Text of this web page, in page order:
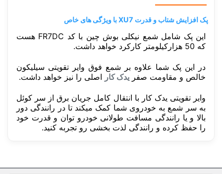
پک افزایش شتاب و قدرت XU7 با ویژگی های خاص
این پک شامل شمع نیکلی بوش چین با کد FR7DC هست
که 50 هزارکیلومتر کارکرد خواهد داشت.
در این پک شما علاوه بر شمع فوق وایر تقویتی سیلیکون
خالص و مقاومت صفر یدک کار اصلی را نیز خواهد داشت.
وایر تقویتی یدک کار با انتقال کامل جریان برق از سر کوئل
به سر شمع به خودروی شما کمک میکند تا در رانندگی دور
بالا و یا رانندگی مسافت طولانی خودرو توان و قدرت خود
را حفظ کرده و رانندگی لذت بخشی رو تجربه کنید.